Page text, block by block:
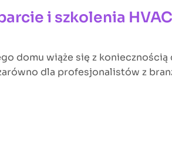
i szkolenia HVAC
domu wiąże się z
dla profesjonalistów z